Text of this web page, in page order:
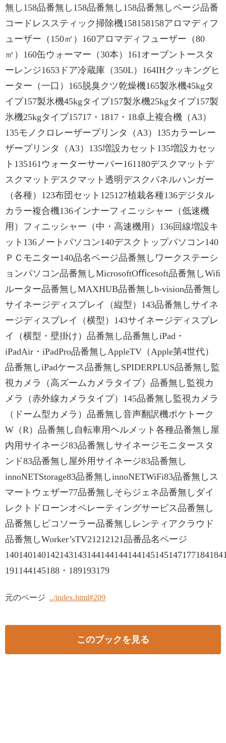
無し158品番無し158品番無し158品番無しページ品番
コードレススティック掃除機158158158アロマディフ
ューザー（150㎡）160アロマディフューザー（80
㎡）160缶ウォーマー（30本）161オーブントースタ
ーレンジ1653ドア冷蔵庫（350L）164IHクッキングヒ
ーター（一口）165脱臭クツ乾燥機165製氷機45kgタ
イプ157製氷機45kgタイプ157製氷機25kgタイプ157製
氷機25kgタイプ15717・1817・18卓上複合機（A3）
135モノクロレーザープリンタ（A3）135カラーレー
ザープリンタ（A3）135増設カセット135増設カセッ
ト135161ウォーターサーバー161180デスクマットデ
スクマットデスクマット透明デスクパネルハンガー
（各種）123布団セット125127植栽各種136デジタル
カラー複合機136インナーフィニッシャー（低速機
用）フィニッシャー（中・高速機用）136回線増設キ
ット136ノートパソコン140デスクトップパソコン140
ＰＣモニター140品名ページ品番無しワークステーシ
ョンパソコン品番無しMicrosoftOﬃcesoft品番無しWiﬁ
ルーター品番無しMAXHUB品番無しb-vision品番無し
サイネージディスプレイ（縦型）143品番無しサイネ
ージディスプレイ（横型）143サイネージディスプレ
イ（横型・壁掛け）品番無し品番無しiPad・
iPadAir・iPadPro品番無しAppleTV（Apple第4世代）
品番無しiPadケース品番無しSPIDERPLUS品番無し監
視カメラ（高ズームカメラタイプ）品番無し監視カ
メラ（赤外線カメラタイプ）145品番無し監視カメラ
（ドーム型カメラ）品番無し音声翻訳機ポケトーク
W（R）品番無し自転車用ヘルメット各種品番無し屋
内用サイネージ83品番無しサイネージモニタースタ
ンド83品番無し屋外用サイネージ83品番無し
innoNETStorage83品番無しinnoNETWiFi83品番無しス
マートウェザー77品番無しそらジェネ品番無しダイ
レクトドローンオペレーティングサービス品番無し
品番無しピコソーラー品番無しレンティアクラウド
品番無しWorker’sTV21212121品番品名ページ
191144145188・189193179
元のページ ../index.html#209
このブックを見る